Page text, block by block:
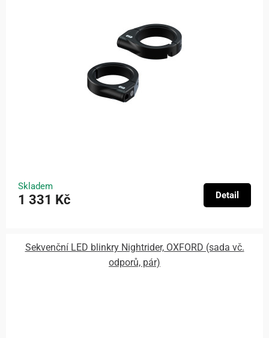
Skladem
1 331 Kč Detail
Sekvenční LED blinkry Nightrider, OXFORD (sada vč.
odporů, pár)